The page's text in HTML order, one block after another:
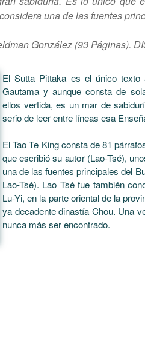
una de las fuentes
González (93 Páginas).
El Sutta Pittaka es el único texto
Gautama y aunque consta de
ellos vertida, es un mar de
serio de leer entre líneas esa
El Tao Te King consta de 81
que escribió su autor (Lao-Tsé),
una de las fuentes principales del
Lao-Tsé). Lao Tsé fue también
Lu-Yi, en la parte oriental de la
ya decadente dinastía Chou. Una
nunca más ser encontrado.